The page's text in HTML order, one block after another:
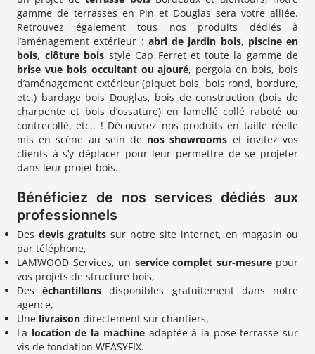
gamme de terrasses en Pin et Douglas sera votre alliée.
Retrouvez également tous nos produits dédiés à
l’aménagement extérieur : abri de jardin bois, piscine en
bois, clôture bois style Cap Ferret et toute la gamme de
brise vue bois occultant ou ajouré, pergola en bois, bois
d’aménagement extérieur (piquet bois, bois rond, bordure,
etc.) bardage bois Douglas, bois de construction (bois de
charpente et bois d’ossature) en lamellé collé raboté ou
contrecollé, etc.. ! Découvrez nos produits en taille réelle
mis en scène au sein de nos showrooms et invitez vos
clients à s’y déplacer pour leur permettre de se projeter
dans leur projet bois.
Bénéficiez de nos services dédiés aux
professionnels
Des devis gratuits sur notre site internet, en magasin ou
par téléphone,
LAMWOOD Services, un service complet sur-mesurepour
vos projets de structure bois,
Deséchantillonsdisponibles gratuitement dans notre
agence,
Une livraison directement sur chantiers,
La location de la machineadaptée à la pose terrasse sur
vis de fondation WEASYFIX.